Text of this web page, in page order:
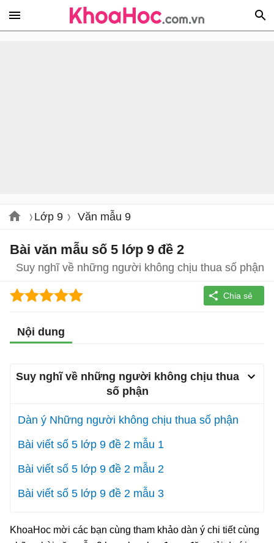
Lớp 9 Văn mẫu 9
Bài văn mẫu số 5 lớp 9 đề 2
Suy nghĩ về những người không chịu thua số phận
Nội dung
Suy nghĩ về những người không chịu thua
số phận
Dàn ý Những người không chịu thua số phận
Bài viết số 5 lớp 9 đề 2 mẫu 1
Bài viết số 5 lớp 9 đề 2 mẫu 2
Bài viết số 5 lớp 9 đề 2 mẫu 3
KhoaHoc mời các bạn cùng tham khảo dàn ý chi tiết cùng